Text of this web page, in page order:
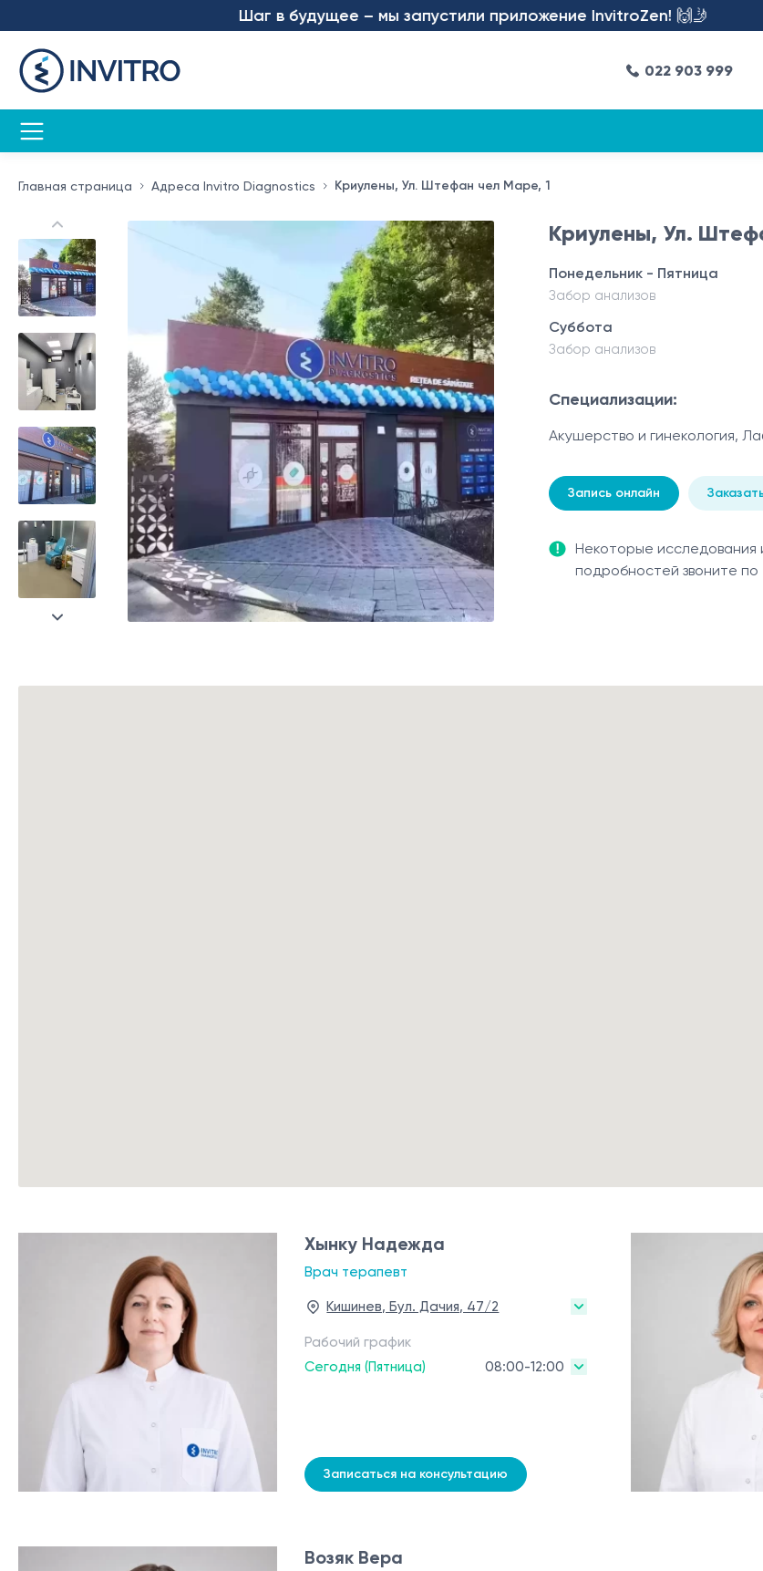
Шаг в будущее – мы запустили приложение InvitroZen! 🙌🤳
022 903 999
Главная страница Адреса Invitro Diagnostics Криулены, Ул. Штефан чел Маре, 1
Криулены, Ул.
Понедельник - Пятница
Забор анализов
Суббота
Забор анализов
Специализации:
Акушерство и гинекология,
Запись онлайн
Некоторые исследования
подробностей звоните
Хынку Надежда
Врач терапевт
Кишинев, Бул. Дачия, 47/2
Рабочий график
Сегодня (Пятница)
08:00-12:00
Записаться на консультацию
Возяк Вера